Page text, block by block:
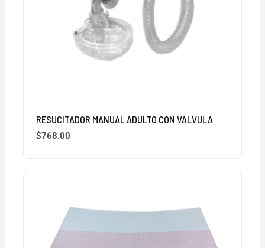
RESUCITADOR MANUAL ADULTO CON VALVULA
$768.00